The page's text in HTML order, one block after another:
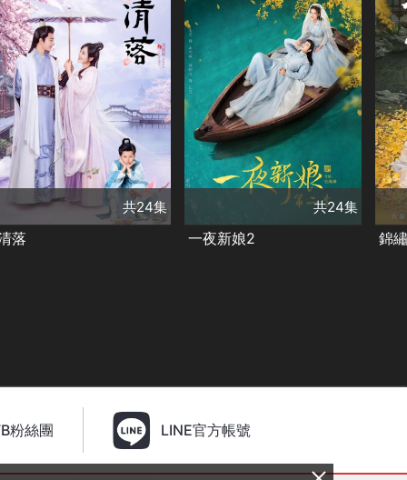
共24集
演員
劉學義
王梓薇
代斯
扈帷
羅奕
李星辰
張達源
張杍涵
李明軒
徐鶴尼
付曉
類別
古裝及歷史劇
甜寵愛情❤️
精彩陸劇
共24集
落
共24集
演員
袁昊
趙昭儀
王澤軒
毛娜
劉媛媛
餘凱寧
黃千碩
趙文龍
婁亞江
關芯
類別
古裝及歷史劇
甜寵愛情❤️
精彩陸劇
共24集
一夜新娘2
張
張
趙
吳
高
張
類
古
甜
✨
錦
粉絲團 LINE官方帳號